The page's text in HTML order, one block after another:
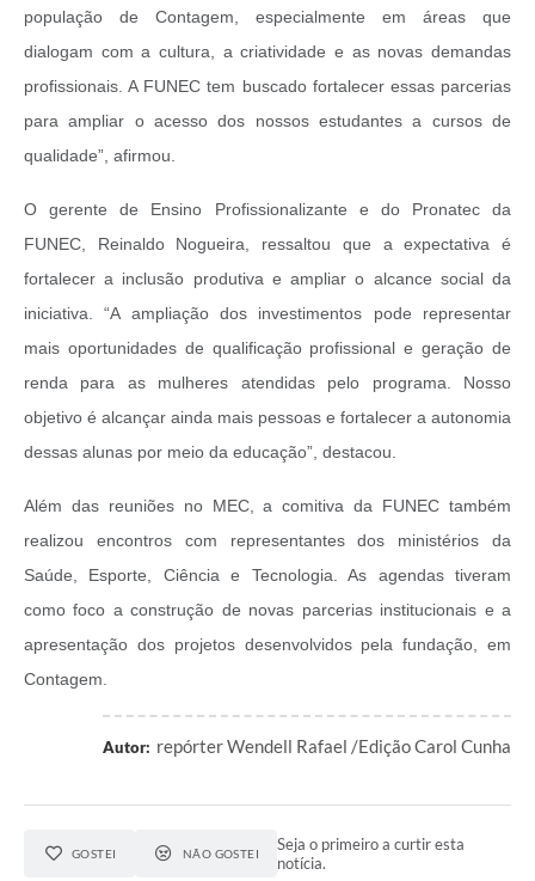
população de Contagem, especialmente em áreas que
dialogam com a cultura, a criatividade e as novas demandas
profissionais. A FUNEC tem buscado fortalecer essas parcerias
para ampliar o acesso dos nossos estudantes a cursos de
qualidade”, afirmou.
O gerente de Ensino Profissionalizante e do Pronatec da
FUNEC, Reinaldo Nogueira, ressaltou que a expectativa é
fortalecer a inclusão produtiva e ampliar o alcance social da
iniciativa. “A ampliação dos investimentos pode representar
mais oportunidades de qualificação profissional e geração de
renda para as mulheres atendidas pelo programa. Nosso
objetivo é alcançar ainda mais pessoas e fortalecer a autonomia
dessas alunas por meio da educação”, destacou.
Além das reuniões no MEC, a comitiva da FUNEC também
realizou encontros com representantes dos ministérios da
Saúde, Esporte, Ciência e Tecnologia. As agendas tiveram
como foco a construção de novas parcerias institucionais e a
apresentação dos projetos desenvolvidos pela fundação, em
Contagem.
Autor: repórter Wendell Rafael /Edição Carol Cunha
GOSTEI NÃO GOSTEI
Seja o primeiro a curtir esta
notícia.